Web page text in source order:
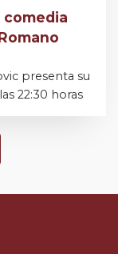
comedia
presenta su
22:30 horas